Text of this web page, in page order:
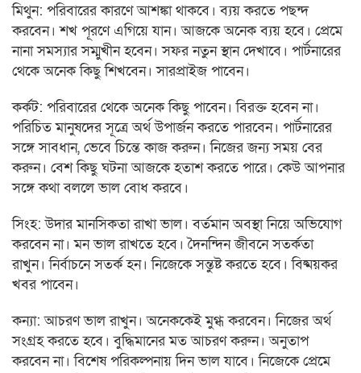
মিথুন: পরিবারের কারণে আশঙ্কা থাকবে। ব্যয় করতে পছন্দ
করবেন। শখ পূরণে এগিয়ে যান। আজকে অনেক ব্যয় হবে। প্রেমে
নানা সমস্যার সম্মুখীন হবেন। সফর নতুন স্থান দেখাবে। পার্টনারের
থেকে অনেক কিছু শিখবেন। সারপ্রাইজ পাবেন।
কর্কট: পরিবারের থেকে অনেক কিছু পাবেন। বিরক্ত হবেন না।
পরিচিত মানুষদের সূত্রে অর্থ উপার্জন করতে পারবেন। পার্টনারের
সঙ্গে সাবধান, ভেবে চিন্তে কাজ করুন। নিজের জন্য সময় বের
করুন। বেশ কিছু ঘটনা আজকে হতাশ করতে পারে। কেউ আপনার
সঙ্গে কথা বললে ভাল বোধ করবে।
সিংহ: উদার মানসিকতা রাখা ভাল। বর্তমান অবস্থা নিয়ে অভিযোগ
করবেন না। মন ভাল রাখতে হবে। দৈনন্দিন জীবনে সতর্কতা
রাখুন। নির্বাচনে সতর্ক হন। নিজেকে সন্তুষ্ট করতে হবে। বিষ্ময়কর
খবর পাবেন।
কন্যা: আচরণ ভাল রাখুন। অনেককেই মুগ্ধ করবেন। নিজের অর্থ
সংগ্রহ করতে হবে। বুদ্ধিমানের মত আচরণ করুন। অনুতাপ
করবেন না। বিশেষ পরিকল্পনায় দিন ভাল যাবে। নিজেকে প্রেমে